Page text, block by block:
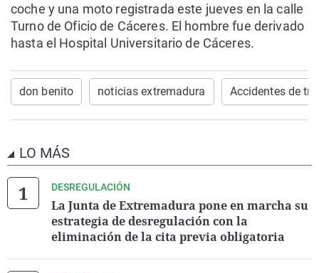
coche y una moto registrada este jueves en la calle
Turno de Oficio de Cáceres. El hombre fue derivado
hasta el Hospital Universitario de Cáceres.
don benito noticias extremadura Accidentes de
LO MÁS
DESREGULACIÓN
La Junta de Extremadura pone en marcha su
estrategia de desregulación con la
eliminación de la cita previa obligatoria